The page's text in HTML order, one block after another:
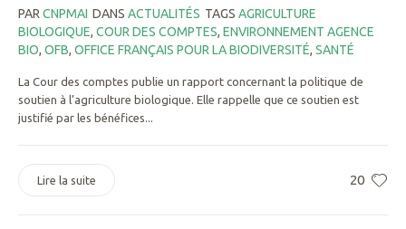
PAR CNPMAI DANS ACTUALITÉS TAGS AGRICULTURE
BIOLOGIQUE, COUR DES COMPTES, ENVIRONNEMENT AGENCE
BIO, OFB, OFFICE FRANÇAIS POUR LA BIODIVERSITÉ, SANTÉ
La Cour des comptes publie un rapport concernant la politique de
soutien à l’agriculture biologique. Elle rappelle que ce soutien est
justifié par les bénéfices...
20
Lire la suite